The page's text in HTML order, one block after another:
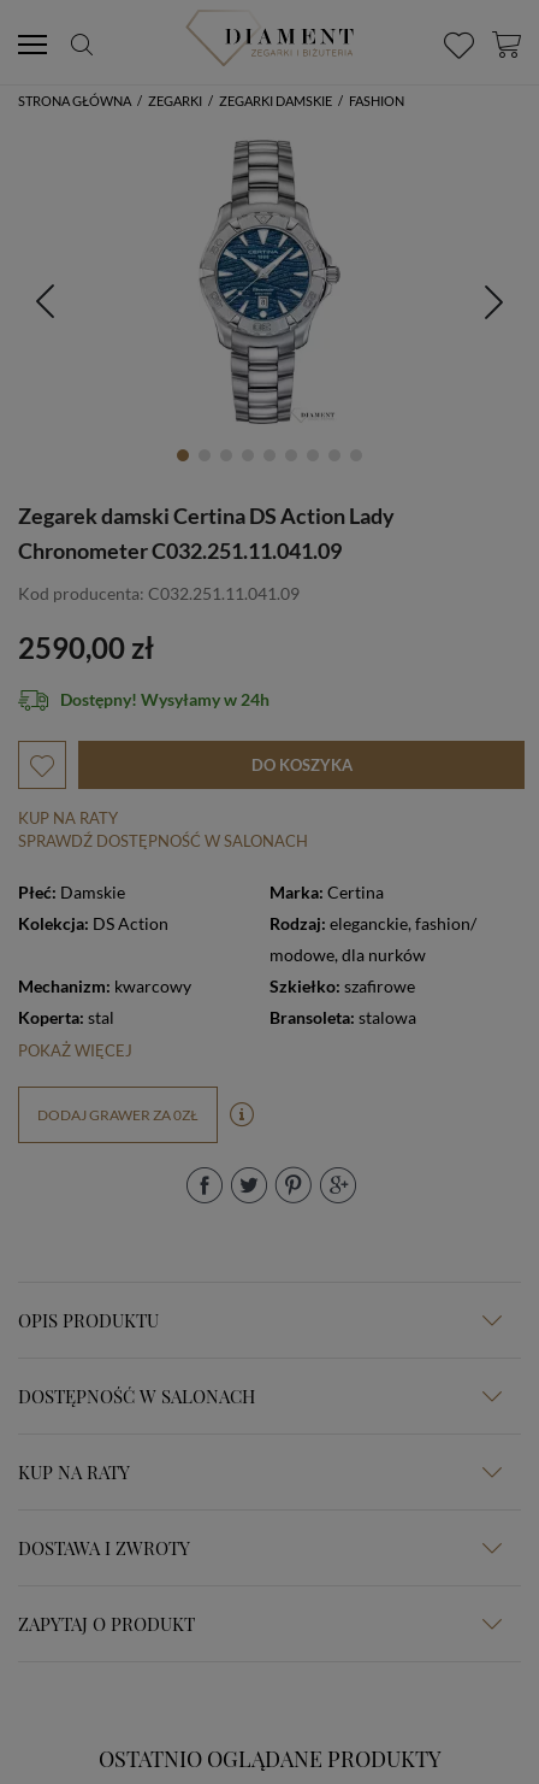
STRONA GŁÓWNA / ZEGARKI / ZEGARKI DAMSKIE / FASHION
Zegarek damski Certina DS Action Lady
Chronometer C032.251.11.041.09
Kod producenta: C032.251.11.041.09
2590,00 zł
Dostępny! Wysyłamy w 24h
DO KOSZYKA
KUP NA RATY
SPRAWDŹ DOSTĘPNOŚĆ W SALONACH
Płeć: Damskie Marka: Certina
Kolekcja: DS Action Rodzaj: eleganckie,
modowe, dla nurków
Mechanizm: kwarcowy Szkiełko: szafirowe
Koperta: stal Bransoleta: stalowa
POKAŻ WIĘCEJ
DODAJ GRAWER ZA 0ZŁ
OPIS PRODUKTU
DOSTĘPNOŚĆ W SALONACH
KUP NA RATY
DOSTAWA I ZWROTY
ZAPYTAJ O PRODUKT
OSTATNIO OGLĄDANE PRODUKTY